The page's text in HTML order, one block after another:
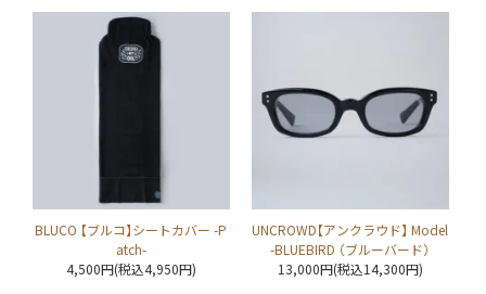
BLUCO 【ブルコ】シートカバー -P
atch-
4,500円(税込4,950円)
UNCROWD【アンクラウド】 Model
-BLUEBIRD （ブルーバード）
13,000円(税込14,300円)